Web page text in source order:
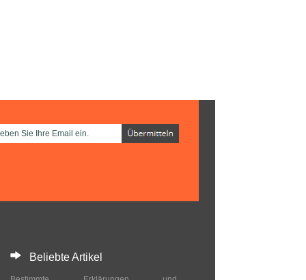
Beliebte Artikel